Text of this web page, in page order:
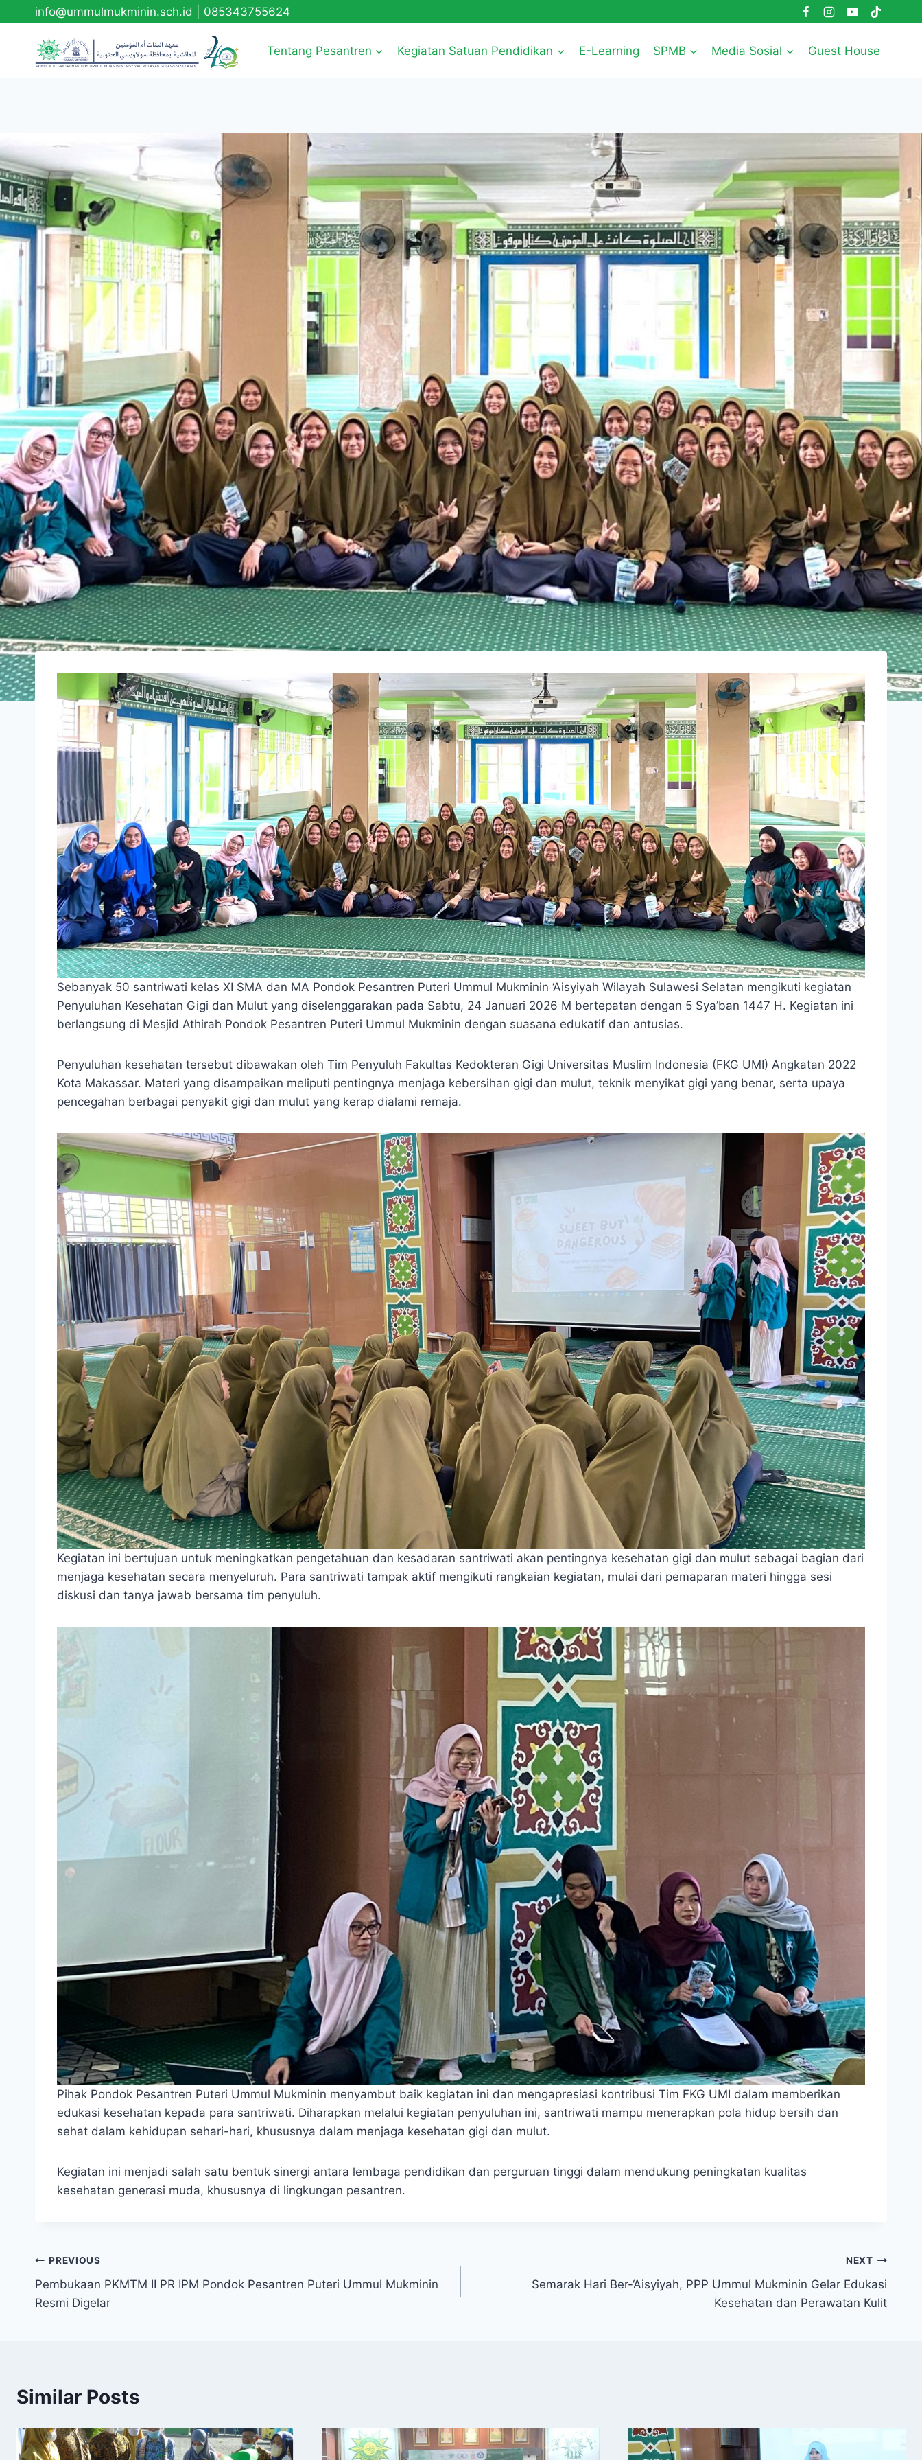
info@ummulmukminin.sch.id 085343755624
Tentang Pesantren Kegiatan Satuan Pendidikan E-Learning SPMB Media Sosial Guest House
Sebanyak 50 santriwati kelas XI SMA dan MA Pondok Pesantren Puteri Ummul Mukminin ‘Aisyiyah Wilayah Sulawesi Selatan mengikuti kegiatan
Penyuluhan Kesehatan Gigi dan Mulut yang diselenggarakan pada Sabtu, 24 Januari 2026 M bertepatan dengan 5 Sya’ban 1447 H. Kegiatan ini
berlangsung di Mesjid Athirah Pondok Pesantren Puteri Ummul Mukminin dengan suasana edukatif dan antusias.
Penyuluhan kesehatan tersebut dibawakan oleh Tim Penyuluh Fakultas Kedokteran Gigi Universitas Muslim Indonesia (FKG UMI) Angkatan 2022
Kota Makassar. Materi yang disampaikan meliputi pentingnya menjaga kebersihan gigi dan mulut, teknik menyikat gigi yang benar, serta upaya
pencegahan berbagai penyakit gigi dan mulut yang kerap dialami remaja.
Kegiatan ini bertujuan untuk meningkatkan pengetahuan dan kesadaran santriwati akan pentingnya kesehatan gigi dan mulut sebagai bagian dari
menjaga kesehatan secara menyeluruh. Para santriwati tampak aktif mengikuti rangkaian kegiatan, mulai dari pemaparan materi hingga sesi
diskusi dan tanya jawab bersama tim penyuluh.
Pihak Pondok Pesantren Puteri Ummul Mukminin menyambut baik kegiatan ini dan mengapresiasi kontribusi Tim FKG UMI dalam memberikan
edukasi kesehatan kepada para santriwati. Diharapkan melalui kegiatan penyuluhan ini, santriwati mampu menerapkan pola hidup bersih dan
sehat dalam kehidupan sehari-hari, khususnya dalam menjaga kesehatan gigi dan mulut.
Kegiatan ini menjadi salah satu bentuk sinergi antara lembaga pendidikan dan perguruan tinggi dalam mendukung peningkatan kualitas
kesehatan generasi muda, khususnya di lingkungan pesantren.
PREVIOUS
Pembukaan PKMTM II PR IPM Pondok Pesantren Puteri Ummul Mukminin
Resmi Digelar
NEXT
Semarak Hari Ber-‘Aisyiyah, PPP Ummul Mukminin Gelar Edukasi
Kesehatan dan Perawatan Kulit
Similar Posts